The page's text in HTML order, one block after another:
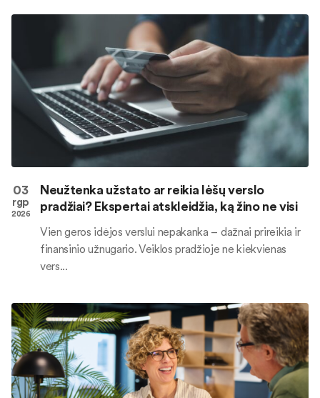
03
rgp
2026
Neužtenka užstato ar reikia lėšų verslo
pradžiai? Ekspertai atskleidžia, ką žino ne visi
Vien geros idėjos verslui nepakanka – dažnai prireikia ir
finansinio užnugario. Veiklos pradžioje ne kiekvienas
vers...